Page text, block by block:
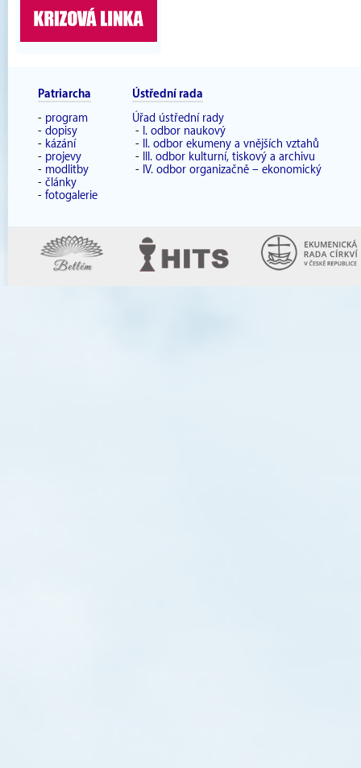
Patriarcha
- program
- dopisy
- kázání
- projevy
- modlitby
- články
- fotogalerie
Ústřední rada
Úřad ústřední rady
- I. odbor naukový
-
II. odbor ekumeny a vnějších vztahů
-
III. odbor kulturní, tiskový a archivu
- IV. odbor organizačně – ekonomický